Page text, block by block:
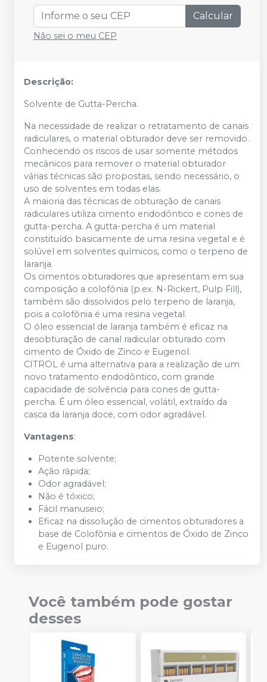
Calcular
Não sei o meu CEP
Descrição:
Solvente de Gutta-Percha.
Na necessidade de realizar o retratamento de canais
radiculares, o material obturador deve ser removido.
Conhecendo os riscos de usar somente métodos
mecânicos para remover o material obturador
várias técnicas são propostas, sendo necessário, o
uso de solventes em todas elas.
A maioria das técnicas de obturação de canais
radiculares utiliza cimento endodôntico e cones de
gutta-percha. A gutta-percha é um material
constituído basicamente de uma resina vegetal e é
solúvel em solventes químicos, como o terpeno de
laranja.
Os cimentos obturadores que apresentam em sua
composição a colofônia (p.ex. N-Rickert, Pulp Fill),
também são dissolvidos pelo terpeno de laranja,
pois a colofônia é uma resina vegetal.
O óleo essencial de laranja também é eficaz na
desobturação de canal radicular obturado com
cimento de Óxido de Zinco e Eugenol.
CITROL é uma alternativa para a realização de um
novo tratamento endodôntico, com grande
capacidade de solvência para cones de gutta-
percha. É um óleo essencial, volátil, extraído da
casca da laranja doce, com odor agradável.
Vantagens:
Potente solvente;
Ação rápida;
Odor agradável;
Não é tóxico;
Fácil manuseio;
Eficaz na dissolução de cimentos obturadores a
base de Colofônia e cimentos de Óxido de Zinco
e Eugenol puro.
Você também pode gostar
desses